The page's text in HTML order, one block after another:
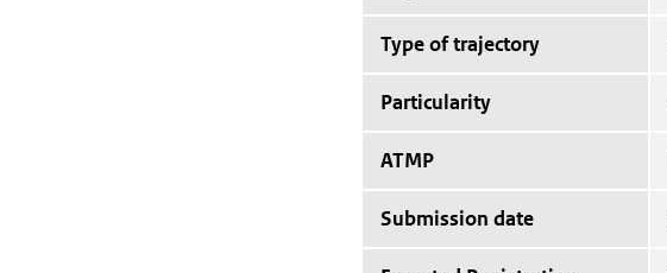
Type of trajectory
Particularity
ATMP
Submission date